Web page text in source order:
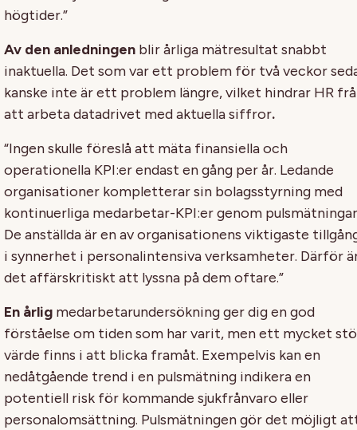
högtider.”
Av den anledningen blir årliga mätresultat snabbt
inaktuella. Det som var ett problem för två veckor
kanske inte är ett problem längre, vilket hindrar HR
att arbeta datadrivet med aktuella siffror.
“Ingen skulle föreslå att mäta finansiella och
operationella KPI:er endast en gång per år. Ledande
organisationer kompletterar sin bolagsstyrning med
kontinuerliga medarbetar-KPI:er genom
De anställda är en av organisationens viktigaste
i synnerhet i personalintensiva verksamheter. Därför
det affärskritiskt att lyssna på dem oftare.”
En årlig medarbetarundersökning ger dig en god
förståelse om tiden som har varit, men ett mycket
värde finns i att blicka framåt. Exempelvis kan en
nedåtgående trend i en pulsmätning indikera en
potentiell risk för kommande sjukfrånvaro eller
personalomsättning. Pulsmätningen gör det möjligt